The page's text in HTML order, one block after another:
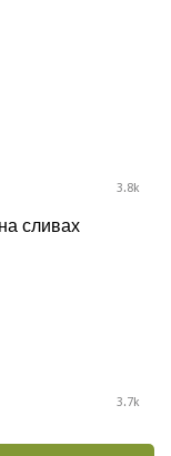
3.8k
сливах
3.7k